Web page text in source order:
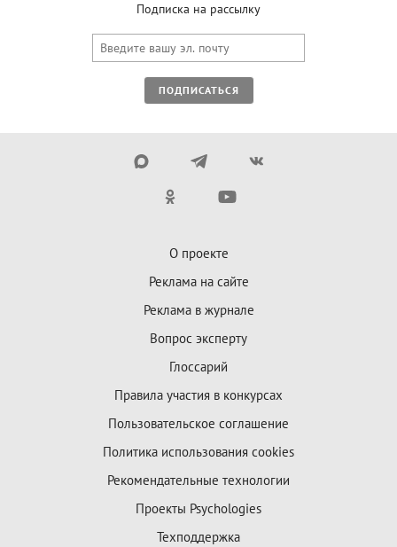
Подписка на рассылку
ПОДПИСАТЬСЯ
О проекте
Реклама на сайте
Реклама в журнале
Вопрос эксперту
Глоссарий
Правила участия в конкурсах
Пользовательское соглашение
Политика использования cookies
Рекомендательные технологии
Проекты Psychologies
Техподдержка